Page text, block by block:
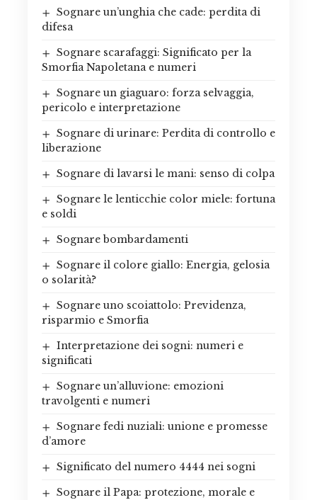
Sognare un’unghia che cade: perdita di
difesa
Sognare scarafaggi: Significato per la
Smorfia Napoletana e numeri
Sognare un giaguaro: forza selvaggia,
pericolo e interpretazione
Sognare di urinare: Perdita di controllo e
liberazione
Sognare di lavarsi le mani: senso di colpa
Sognare le lenticchie color miele: fortuna
e soldi
Sognare bombardamenti
Sognare il colore giallo: Energia, gelosia
o solarità?
Sognare uno scoiattolo: Previdenza,
risparmio e Smorfia
Interpretazione dei sogni: numeri e
significati
Sognare un’alluvione: emozioni
travolgenti e numeri
Sognare fedi nuziali: unione e promesse
d’amore
Significato del numero 4444 nei sogni
Sognare il Papa: protezione, morale e